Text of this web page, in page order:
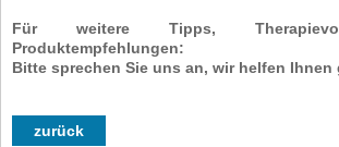
Für weitere Tipps,
Produktempfehlungen:
Bitte sprechen Sie uns an, wir helfen Ihnen
zurück